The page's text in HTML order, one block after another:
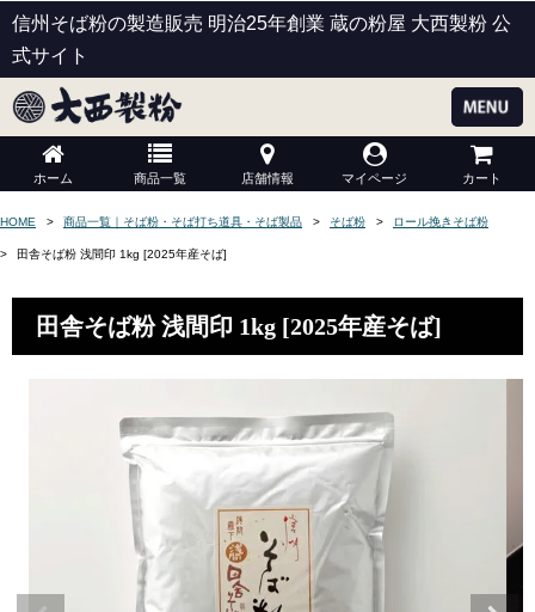
信州そば粉の製造販売 明治25年創業 蔵の粉屋 大西製粉 公
式サイト
ホーム 商品一覧 店舗情報 マイページ カート
HOME 商品一覧｜そば粉・そば打ち道具・そば製品 そば粉 ロール挽きそば粉
田舎そば粉 浅間印 1kg [2025年産そば]
田舎そば粉 浅間印 1kg [2025年産そば]